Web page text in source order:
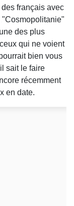
français avec
des plus
qui ne voient
bien vous
sait le faire
récemment
en date.